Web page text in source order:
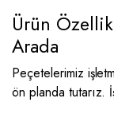
Ürün
Arada
Peçetelerimiz
ön planda tutarız.